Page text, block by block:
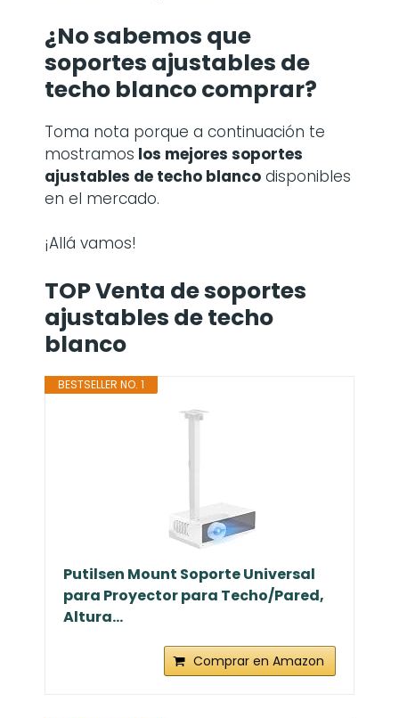
¿No sabemos que
soportes ajustables de
techo blanco comprar?
Toma nota porque a continuación te
mostramos los mejores soportes
ajustables de techo blanco disponibles
en el mercado.
¡Allá vamos!
TOP Venta de soportes
ajustables de techo
blanco
BESTSELLER NO. 1
Putilsen Mount Soporte Universal
para Proyector para Techo/Pared,
Altura...
Comprar en Amazon